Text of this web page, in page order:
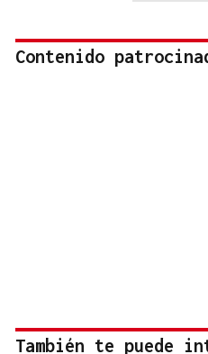
Contenido
También te puede